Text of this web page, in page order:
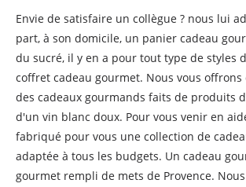
Envie de satisfaire un collègue ? nous lui
part, à son domicile, un panier cadeau
du sucré, il y en a pour tout type de styles
coffret cadeau gourmet. Nous vous
des cadeaux gourmands faits de produits
d'un vin blanc doux. Pour vous venir en
fabriqué pour vous une collection de
adaptée à tous les budgets. Un cadeau
gourmet rempli de mets de Provence.